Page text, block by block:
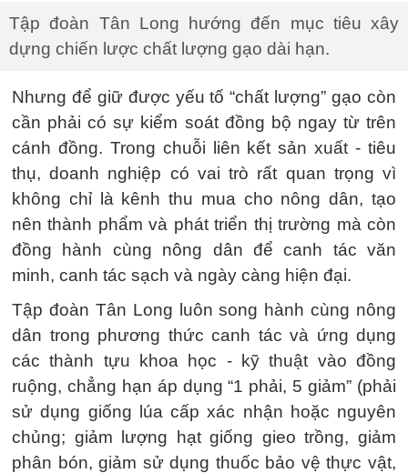
Tập đoàn Tân Long hướng đến mục tiêu xây
dựng chiến lược chất lượng gạo dài hạn.
Nhưng để giữ được yếu tố “chất lượng” gạo còn
cần phải có sự kiểm soát đồng bộ ngay từ trên
cánh đồng. Trong chuỗi liên kết sản xuất - tiêu
thụ, doanh nghiệp có vai trò rất quan trọng vì
không chỉ là kênh thu mua cho nông dân, tạo
nên thành phẩm và phát triển thị trường mà còn
đồng hành cùng nông dân để canh tác văn
minh, canh tác sạch và ngày càng hiện đại.
Tập đoàn Tân Long luôn song hành cùng nông
dân trong phương thức canh tác và ứng dụng
các thành tựu khoa học - kỹ thuật vào đồng
ruộng, chẳng hạn áp dụng “1 phải, 5 giảm” (phải
sử dụng giống lúa cấp xác nhận hoặc nguyên
chủng; giảm lượng hạt giống gieo trồng, giảm
phân bón, giảm sử dụng thuốc bảo vệ thực vật,